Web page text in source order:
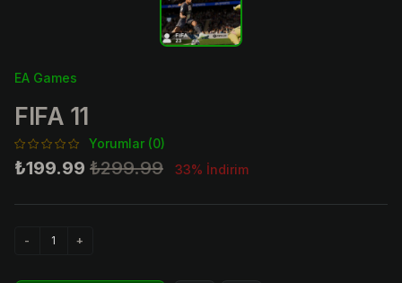
EA Games
FIFA 11
Yorumlar (0)
₺199.99 ₺299.99 33% İndirim